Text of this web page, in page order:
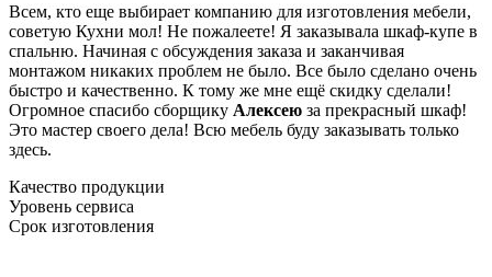
Всем, кто еще выбирает компанию для изготовления мебели,
советую Кухни мол! Не пожалеете! Я заказывала шкаф-купе в
спальню. Начиная с обсуждения заказа и заканчивая
монтажом никаких проблем не было. Все было сделано очень
быстро и качественно. К тому же мне ещё скидку сделали!
Огромное спасибо сборщику Алексею за прекрасный шкаф!
Это мастер своего дела! Всю мебель буду заказывать только
здесь.
Качество продукции
Уровень сервиса
Срок изготовления